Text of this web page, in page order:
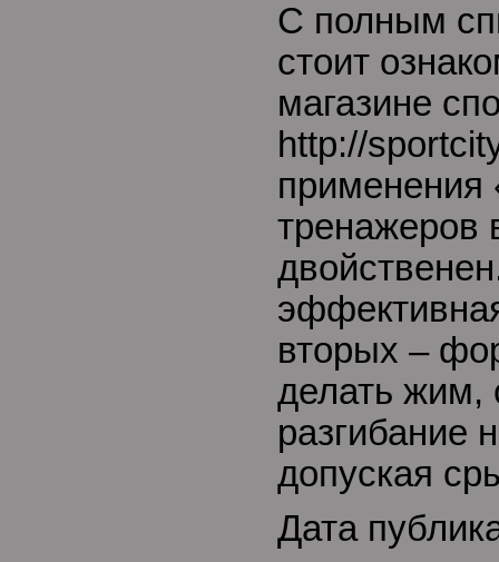
С полным
стоит
магазине
http://
применения
тренажеров
вторых –
делать жим,
разгибание
допуская
Дата